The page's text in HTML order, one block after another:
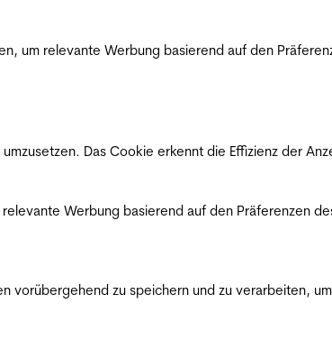
um relevante Werbung basierend auf den
Das Cookie erkennt die Effizienz der
Werbung basierend auf den Präferenzen
zu speichern und zu verarbeiten,